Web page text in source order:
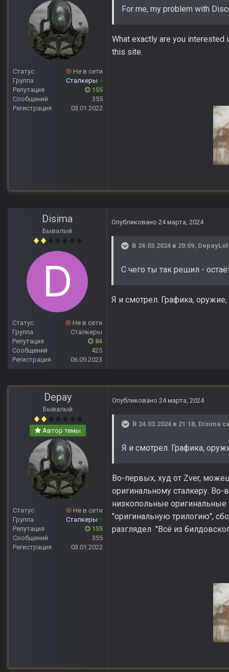
Статус
Не в сети
Группа
Сталкеры +
Репутация
155
Сообщений
355
Регистрация
03.01.2022
For me, my problem with
What exactly are you interested
this site.
Disima
Бывалый
Статус
Не в сети
Группа
Сталкеры
Репутация
84
Сообщений
425
Регистрация
06.09.2023
Опубликовано 24 марта, 2024
В 24.03.2024 в 20:09, DepayLol
С чего ты так решил -
Я и смотрел. Графика,
Depay
Бывалый
Автор темы
Статус
Не в сети
Группа
Сталкеры +
Репутация
155
Сообщений
355
Регистрация
03.01.2022
Опубликовано 24 марта, 2024
В 24.03.2024 в 21:18, Disima
Я и смотрел. Графика,
Во-первых, худ от Zver,
оригинальному сталкеру. Во-
низкопольные оригинальные
"оригинальную трилогию",
разглядел "Всё из